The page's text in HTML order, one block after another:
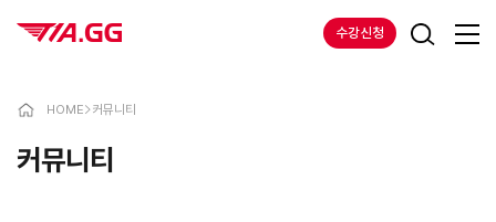
수강신청
HOME>커뮤니티
커뮤니티